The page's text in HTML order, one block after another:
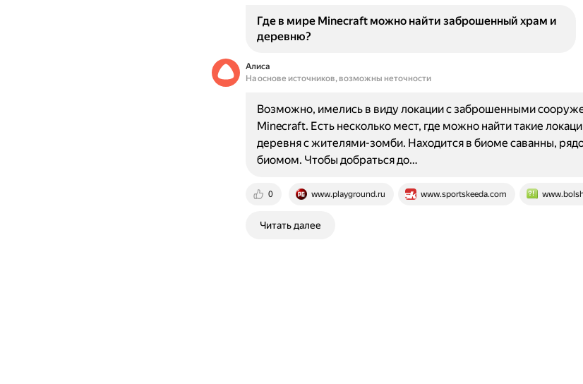
Где в мире Minecraft можно найти заброшенный храм и
деревню?
Алиса
На основе источников, возможны неточности
0 www.playground.ru www.sportskeeda.com
Возможно, имелись в виду локации с заброшенными
Minecraft. Есть несколько мест, где можно найти такие
деревня с жителями-зомби. Находится в биоме саванны,
биомом. Чтобы добраться до…
Читать далее